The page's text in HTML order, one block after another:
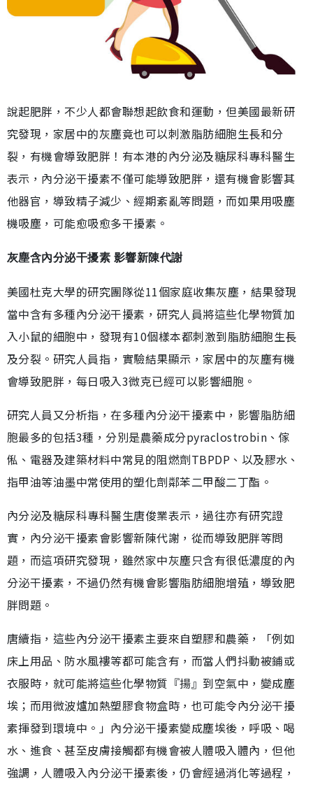
說起肥胖，不少人都會聯想起飲食和運動，但美國最新研
究發現，家居中的灰塵竟也可以刺激脂肪細胞生長和分
裂，有機會導致肥胖！有本港的內分泌及糖尿科專科醫生
表示，內分泌干擾素不僅可能導致肥胖，還有機會影響其
他器官，導致精子減少、經期紊亂等問題，而如果用吸塵
機吸塵，可能愈吸愈多干擾素。
灰塵含內分泌干擾素 影響新陳代謝
美國杜克大學的研究團隊從11個家庭收集灰塵，結果發現
當中含有多種內分泌干擾素，研究人員將這些化學物質加
入小鼠的細胞中，發現有10個樣本都刺激到脂肪細胞生長
及分裂。研究人員指，實驗結果顯示，家居中的灰塵有機
會導致肥胖，每日吸入3微克已經可以影響細胞。
研究人員又分析指，在多種內分泌干擾素中，影響脂肪細
胞最多的包括3種，分別是農藥成分pyraclostrobin、傢
俬、電器及建築材料中常見的阻燃劑TBPDP、以及膠水、
指甲油等油墨中常使用的塑化劑鄰苯二甲酸二丁酯。
內分泌及糖尿科專科醫生唐俊業表示，過往亦有研究證
實，內分泌干擾素會影響新陳代謝，從而導致肥胖等問
題，而這項研究發現，雖然家中灰塵只含有很低濃度的內
分泌干擾素，不過仍然有機會影響脂肪細胞增殖，導致肥
胖問題。
唐續指，這些內分泌干擾素主要來自塑膠和農藥，「例如
床上用品、防水風褸等都可能含有，而當人們抖動被鋪或
衣服時，就可能將這些化學物質『揚』到空氣中，變成塵
埃；而用微波爐加熱塑膠食物盒時，也可能令內分泌干擾
素揮發到環境中。」內分泌干擾素變成塵埃後，呼吸、喝
水、進食、甚至皮膚接觸都有機會被人體吸入體內，但他
強調，人體吸入內分泌干擾素後，仍會經過消化等過程，